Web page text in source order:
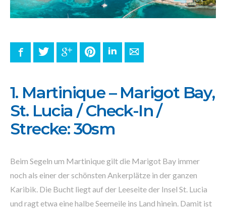
FacebookTwitter Google+ PinterestLinkedInE-mail
1. Martinique – Marigot Bay,
St. Lucia / Check-In /
Strecke: 30sm
Beim Segeln um Martinique gilt die Marigot Bay immer
noch als einer der schönsten Ankerplätze in der ganzen
Karibik. Die Bucht liegt auf der Leeseite der Insel St. Lucia
und ragt etwa eine halbe Seemeile ins Land hinein. Damit ist